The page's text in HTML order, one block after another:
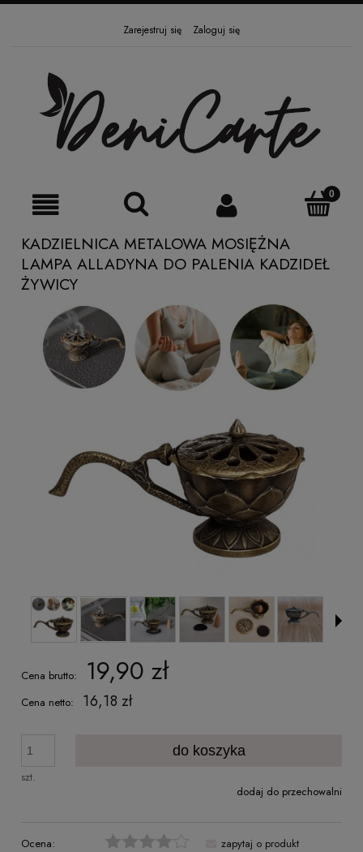
Zarejestruj się Zaloguj się
KADZIELNICA METALOWA MOSIĘŻNA
LAMPA ALLADYNA DO PALENIA KADZIDEŁ
ŻYWICY
Cena brutto: 19,90 zł
Cena netto: 16,18 zł
szt.
do koszyka
dodaj do przechowalni
Ocena:
zapytaj o produkt